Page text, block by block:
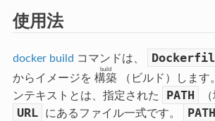
使用法
docker build コマンドは、
からイメージを 構築
build
（ビルド）します
ンテキストとは、指定された
PATH
URL にあるファイル一式です。 PATH